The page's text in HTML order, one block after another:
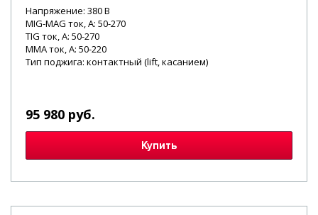
Напряжение: 380 В
MIG-MAG ток, А: 50-270
TIG ток, А: 50-270
MMA ток, А: 50-220
Тип поджига: контактный (lift, касанием)
95 980 руб.
Купить